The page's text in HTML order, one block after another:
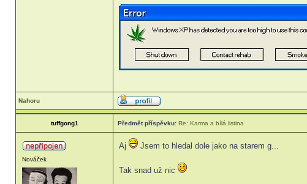
Nahoru
tuffgong1 Předmět příspěvku: Re: Karma a bílá listina
Nováček
Aj Jsem to hledal dole jako na starem g...
Tak snad už nic